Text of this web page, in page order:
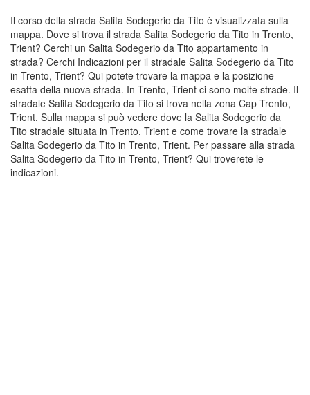
Il corso della strada Salita Sodegerio da Tito è visualizzata sulla
mappa. Dove si trova il strada Salita Sodegerio da Tito in Trento,
Trient? Cerchi un Salita Sodegerio da Tito appartamento in
strada? Cerchi Indicazioni per il stradale Salita Sodegerio da Tito
in Trento, Trient? Qui potete trovare la mappa e la posizione
esatta della nuova strada. In Trento, Trient ci sono molte strade. Il
stradale Salita Sodegerio da Tito si trova nella zona Cap Trento,
Trient. Sulla mappa si può vedere dove la Salita Sodegerio da
Tito stradale situata in Trento, Trient e come trovare la stradale
Salita Sodegerio da Tito in Trento, Trient. Per passare alla strada
Salita Sodegerio da Tito in Trento, Trient? Qui troverete le
indicazioni.